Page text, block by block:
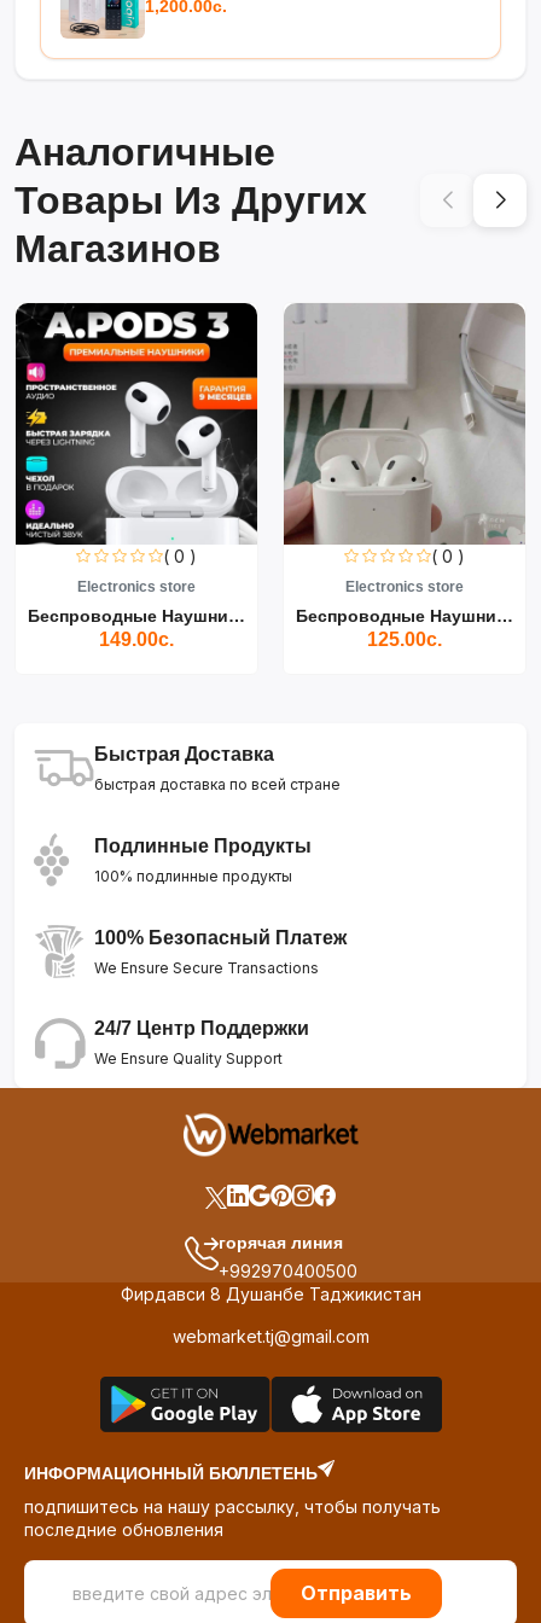
1,200.00с.
Аналогичные
Товары Из Других
Магазинов
Беспроводные Наушники Air...
Electronics store
Беспроводные Наушники Air...
Electronics
Быстрая Доставка
быстрая доставка по всей стране
Подлинные Продукты
100% подлинные продукты
100% Безопасный Платеж
We Ensure Secure Transactions
24/7 Центр Поддержки
We Ensure Quality Support
горячая линия
+992970400500
Фирдавси 8 Душанбе Таджикистан
webmarket.tj@gmail.com
ИНФОРМАЦИОННЫЙ БЮЛЛЕТЕНЬ
подпишитесь на нашу рассылку, чтобы получать
последние обновления
Отправить